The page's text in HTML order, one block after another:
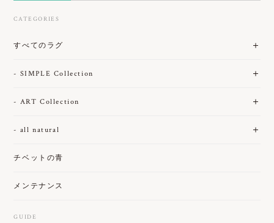
CATEGORIES
すべてのラグ
- SIMPLE Collection
- ART Collection
- all natural
チベットの青
メンテナンス
GUIDE